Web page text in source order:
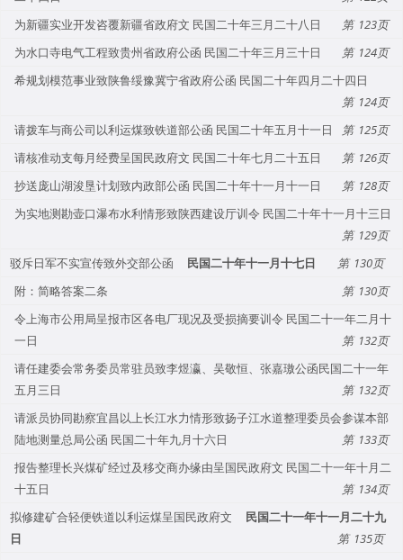
为新疆实业开发咨覆新疆省政府文 民国二十年三月二十八日
123
为水口寺电气工程致贵州省政府公函 民国二十年三月三十日
124
希规划模范事业致陕鲁绥豫冀宁省政府公函 民国二十年四月二十四日
124
请拨车与商公司以利运煤致铁道部公函 民国二十年五月十一日
125
请核准动支每月经费呈国民政府文 民国二十年七月二十五日
126
抄送庞山湖浚垦计划致内政部公函 民国二十年十一月十一日
128
为实地测勘壶口瀑布水利情形致陕西建设厅训令 民国二十年十一月十三日
129
驳斥日军不实宣传致外交部公函
民国二十年十一月十七日
130
附：简略答案二条
130
令上海市公用局呈报市区各电厂现况及受损摘要训令 民国二十一年二月十
一日
132
请任建委会常务委员常驻员致李煜瀛、吴敬恒、张嘉璈公函民国二十一年
五月三日
132
请派员协同勘察宜昌以上长江水力情形致扬子江水道整理委员会参谋本部
陆地测量总局公函 民国二十年九月十六日
133
报告整理长兴煤矿经过及移交商办缘由呈国民政府文 民国二十一年十月二
十五日
134
拟修建矿合轻便铁道以利运煤呈国民政府文
民国二十一年十一月二十九
日
135